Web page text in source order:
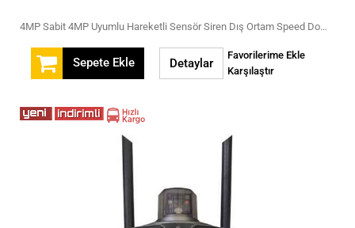
4MP Sabit 4MP Uyumlu Hareketli Sensör Siren Dış Ortam Speed Dome Akıllı Wifi Çift Kamera
Sepete Ekle Detaylar
Favorilerime Ekle
Karşılaştır